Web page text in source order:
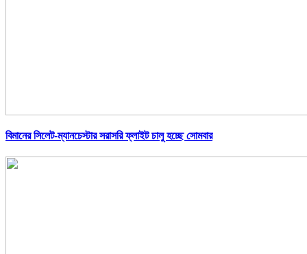
বিমানের সিলেট-ম্যানচেস্টার সরাসরি ফ্লাইট চালু হচ্ছে সোমবার